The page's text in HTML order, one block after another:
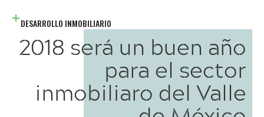
DESARROLLO INMOBILIARIO
2018 será un buen año
para el sector
inmobiliaro del Valle